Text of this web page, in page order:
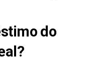
do